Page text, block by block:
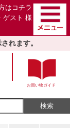
は コチラ
ゲスト 様
れます。
お買い物ガイド